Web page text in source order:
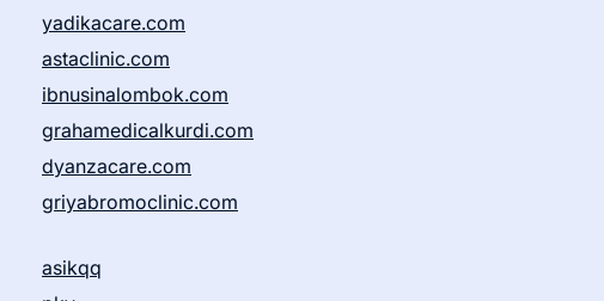
yadikacare.com
astaclinic.com
ibnusinalombok.com
grahamedicalkurdi.com
dyanzacare.com
griyabromoclinic.com
asikqq